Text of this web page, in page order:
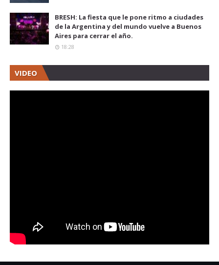
BRESH: La fiesta que le pone ritmo a ciudades
de la Argentina y del mundo vuelve a Buenos
Aires para cerrar el año.
18:28
VIDEO